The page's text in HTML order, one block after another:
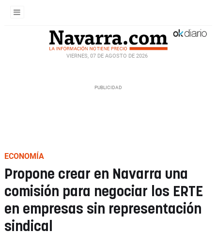
VIERNES, 07 DE AGOSTO DE 2026
ECONOMÍA
Propone crear en Navarra una
comisión para negociar los ERTE
en empresas sin representación
sindical